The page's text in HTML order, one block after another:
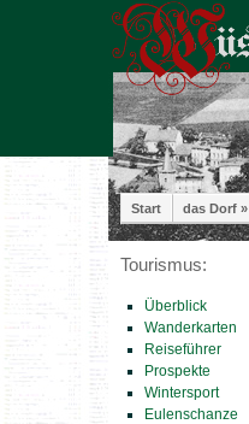
Start das Dorf »
Tourismus:
Überblick
Wanderkarten
Reiseführer
Prospekte
Wintersport
Eulenschanze